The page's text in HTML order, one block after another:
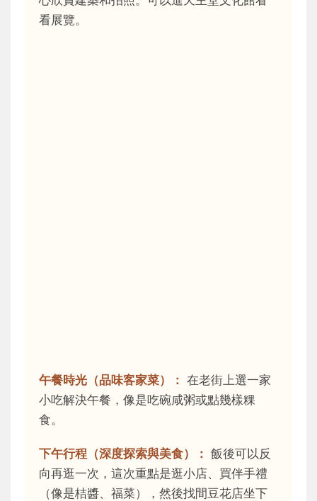
看展覽。
午餐時光（品味客家菜）： 在老街上選一家
小吃解決午餐，像是吃碗咸粥或點幾樣粿
食。
下午行程（深度探索與美食）： 飯後可以反
向再逛一次，這次重點是逛小店、買伴手禮
（像是桔醬、福菜），然後找間豆花店坐下